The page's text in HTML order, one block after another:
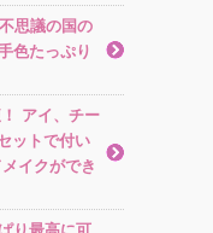
思議の国の
色たっぷり
アイ、チー
ットで付い
イクができ